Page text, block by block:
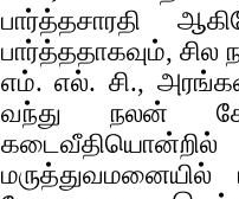
பார்த்தசாரதி
பார்த்ததாகவும், சில
எம். எல். சி.,
வந்து நலன்
மருத்துவமனையில்